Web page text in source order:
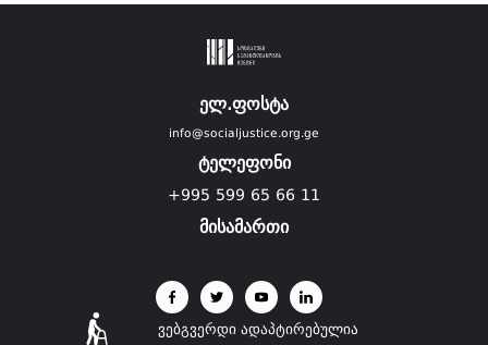
ელ.ფოსტა
info@socialjustice.org.ge
ტელეფონი
+995 599 65 66 11
მისამართი
ვებგვერდი ადაპტირებულია